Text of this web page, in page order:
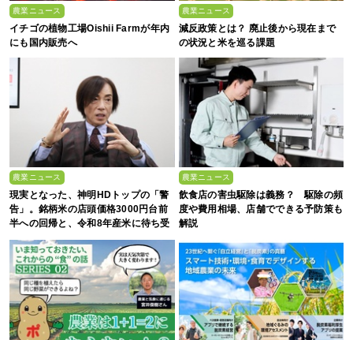
農業ニュース
イチゴの植物工場Oishii Farmが年内
にも国内販売へ
農業ニュース
減反政策とは？ 廃止後から現在まで
の状況と米を巡る課題
農業ニュース
現実となった、神明HDトップの「警
告」。銘柄米の店頭価格3000円台前
半への回帰と、令和8年産米に待ち受
ける“大暴落”の可能性
農業ニュース
飲食店の害虫駆除は義務？ 駆除の頻
度や費用相場、店舗でできる予防策も
解説